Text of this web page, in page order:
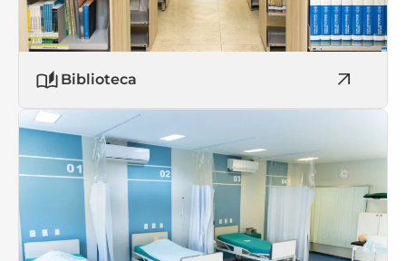
Biblioteca